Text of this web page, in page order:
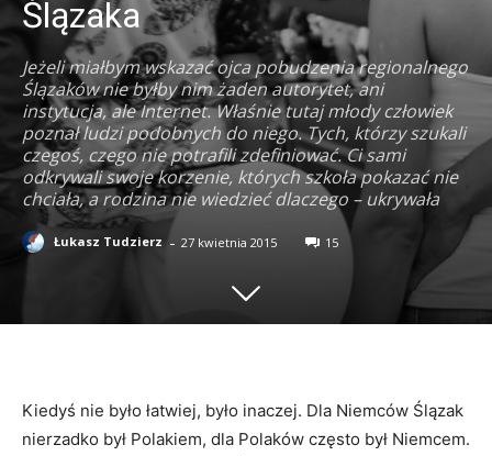
Ślązaka
Jeżeli miałbym wskazać ojca pobudzenia regionalnego
Ślązaków nie byłby nim żaden autorytet, ani
instytucja, ale Internet. Właśnie tutaj młody człowiek
poznał ludzi podobnych do niego. Tych, którzy szukali
czegoś, czego nie potrafili zdefiniować. Ci sami
odkrywali swoje korzenie, których szkoła pokazać nie
chciała, a rodzina nie wiedzieć dlaczego – ukrywała
Łukasz Tudzierz - 27 kwietnia 2015 15
Kiedyś nie było łatwiej, było inaczej. Dla Niemców Ślązak
nierzadko był Polakiem, dla Polaków często był Niemcem.